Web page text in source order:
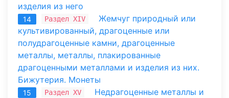
изделия из него
14 Раздел XIV
Жемчуг природный или
культивированный, драгоценные или
полудрагоценные камни, драгоценные
металлы, металлы, плакированные
драгоценными металлами и изделия из них.
Бижутерия. Монеты
15 Раздел XV
Недрагоценные металлы и